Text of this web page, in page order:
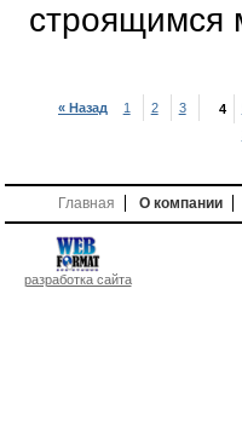
строящимся
« Назад 1 2 3 4
Главная О компании
разработка сайта